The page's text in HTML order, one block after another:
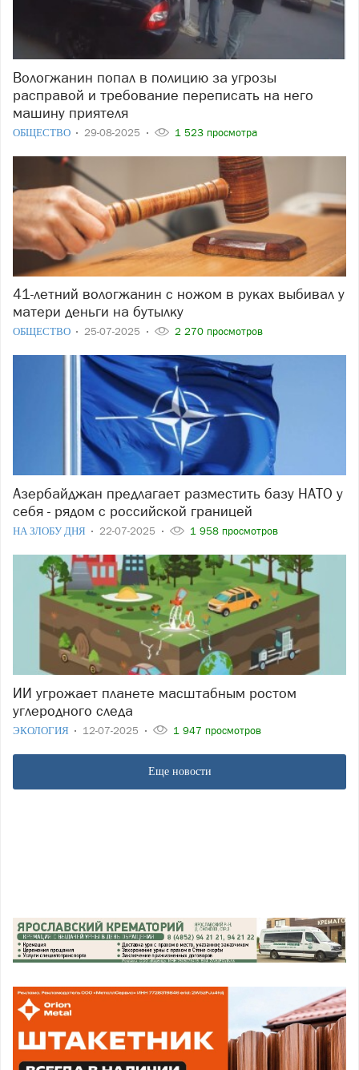
Вологжанин попал в полицию за угрозы
расправой и требование переписать на него
машину приятеля
ОБЩЕСТВО 29-08-2025 1 523 просмотра
41-летний вологжанин с ножом в руках выбивал у
матери деньги на бутылку
ОБЩЕСТВО 25-07-2025 2 270 просмотров
Азербайджан предлагает разместить базу НАТО у
себя - рядом с российской границей
НА ЗЛОБУ ДНЯ 22-07-2025 1 958 просмотров
ИИ угрожает планете масштабным ростом
углеродного следа
ЭКОЛОГИЯ 12-07-2025 1 947 просмотров
Еще новости